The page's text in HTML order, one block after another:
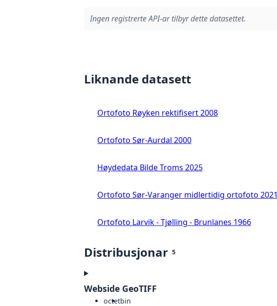
Ingen registrerte API-ar tilbyr dette datasettet.
Liknande datasett
Ortofoto Røyken rektifisert 2008
Ortofoto Sør-Aurdal 2000
Høydedata Bilde Troms 2025
Ortofoto Sør-Varanger midlertidig ortofoto 2021
Ortofoto Larvik - Tjølling - Brunlanes 1966
Distribusjonar 5
Webside GeoTIFF
octetbin